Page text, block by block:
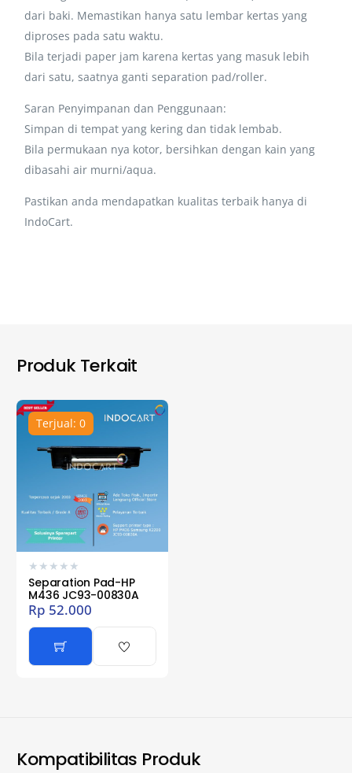
dari baki. Memastikan hanya satu lembar kertas yang
diproses pada satu waktu.
Bila terjadi paper jam karena kertas yang masuk lebih
dari satu, saatnya ganti separation pad/roller.
Saran Penyimpanan dan Penggunaan:
Simpan di tempat yang kering dan tidak lembab.
Bila permukaan nya kotor, bersihkan dengan kain yang
dibasahi air murni/aqua.
Pastikan anda mendapatkan kualitas terbaik hanya di
IndoCart.
Produk Terkait
Terjual: 0
★ ★ ★ ★ ★
Separation Pad-HP
M436 JC93-00830A
Rp 52.000
Kompatibilitas Produk